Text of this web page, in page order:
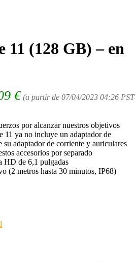
11 (128 GB) – en
€ (a partir de 07/04/2023 04:26
por alcanzar nuestros objetivos
11 ya no incluye un adaptador de
adaptador de corriente y auriculares
accesorios por separado
HD de 6,1 pulgadas
(2 metros hasta 30 minutos, IP68)